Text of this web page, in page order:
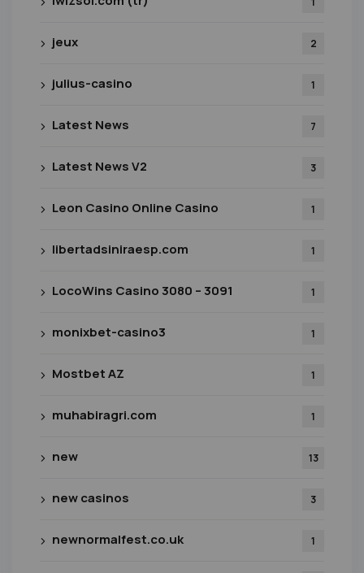
jeux 2
julius-casino 1
Latest News 7
Latest News V2 3
Leon Casino Online Casino 1
libertadsiniraesp.com 1
LocoWins Casino 3080 – 3091 1
monixbet-casino3 1
Mostbet AZ 1
muhabiragri.com 1
new 13
new casinos 3
newnormalfest.co.uk 1